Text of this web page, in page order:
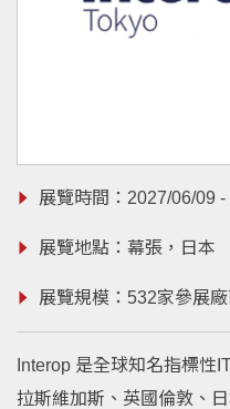
展覽時間：2027/06/09 -
展覽地點：幕張，日本
展覽規模：532家參展
Interop 是全球知名指標性
拉斯維加斯、英國倫敦、